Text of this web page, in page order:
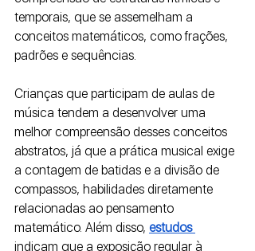
temporais, que se assemelham a
conceitos matemáticos, como frações,
padrões e sequências.
Crianças que participam de aulas de
música tendem a desenvolver uma
melhor compreensão desses conceitos
abstratos, já que a prática musical exige
a contagem de batidas e a divisão de
compassos, habilidades diretamente
relacionadas ao pensamento
matemático. Além disso, estudos
indicam que a exposição regular à